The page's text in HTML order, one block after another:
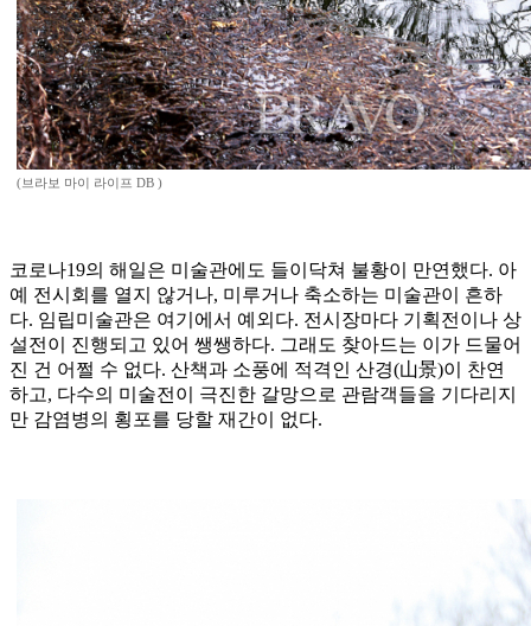
(브라보 마이 라이프 DB )
코로나19의 해일은 미술관에도 들이닥쳐 불황이 만연했다. 아
예 전시회를 열지 않거나, 미루거나 축소하는 미술관이 흔하
다. 임립미술관은 여기에서 예외다. 전시장마다 기획전이나 상
설전이 진행되고 있어 쌩쌩하다. 그래도 찾아드는 이가 드물어
진 건 어쩔 수 없다. 산책과 소풍에 적격인 산경(山景)이 찬연
하고, 다수의 미술전이 극진한 갈망으로 관람객들을 기다리지
만 감염병의 횡포를 당할 재간이 없다.